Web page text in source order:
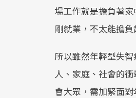
場工作就是擔負著
剛就業，不太能擔
所以雖然年輕型失
人、家庭、社會的
會大眾，需加緊面